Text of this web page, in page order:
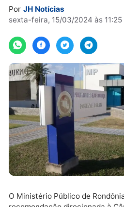
devidamente justificadas
sexta-feira, 15/03/2024 às